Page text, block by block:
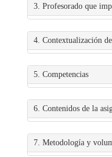
3. Profesorado que
4. Contextualización
5. Competencias
6. Contenidos de la
7. Metodología y